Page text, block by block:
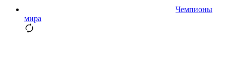
Чемпионы
мира